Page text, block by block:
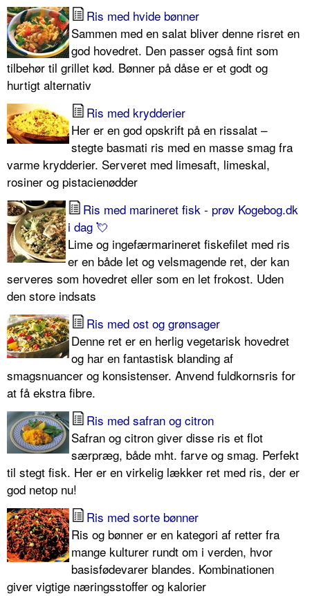
Ris med hvide bønner
Sammen med en salat bliver denne risret en
god hovedret. Den passer også fint som
tilbehør til grillet kød. Bønner på dåse er et godt og
hurtigt alternativ
Ris med krydderier
Her er en god opskrift på en rissalat –
stegte basmati ris med en masse smag fra
varme krydderier. Serveret med limesaft, limeskal,
rosiner og pistacienødder
Ris med marineret fisk - prøv Kogebog.dk
i dag 💘
Lime og ingefærmarineret fiskefilet med ris
er en både let og velsmagende ret, der kan
serveres som hovedret eller som en let frokost. Uden
den store indsats
Ris med ost og grønsager
Denne ret er en herlig vegetarisk hovedret
og har en fantastisk blanding af
smagsnuancer og konsistenser. Anvend fuldkornsris for
at få ekstra fibre.
Ris med safran og citron
Safran og citron giver disse ris et flot
særpræg, både mht. farve og smag. Perfekt
til stegt fisk. Her er en virkelig lækker ret med ris, der er
god netop nu!
Ris med sorte bønner
Ris og bønner er en kategori af retter fra
mange kulturer rundt om i verden, hvor
basisfødevarer blandes. Kombinationen
giver vigtige næringsstoffer og kalorier